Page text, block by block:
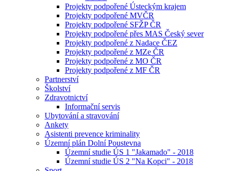
Projekty podpořené Ústeckým krajem
Projekty podpořené MVČR
Projekty podpořené SFŽP ČR
Projekty podpořené přes MAS Český sever
Projekty podpořené z Nadace ČEZ
Projekty podpořené z MZe ČR
Projekty podpořené z MO ČR
Projekty podpořené z MF ČR
Partnerství
Školství
Zdravotnictví
Informační servis
Ubytování a stravování
Ankety
Asistenti prevence kriminality
Územní plán Dolní Poustevna
Územní studie ÚS 1 "Jakamado" - 2018
Územní studie ÚS 2 "Na Kopci" - 2018